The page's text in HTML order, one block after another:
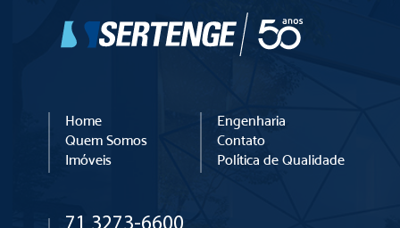
Home
Quem Somos
Imóveis
Engenharia
Contato
Política de Qualidade